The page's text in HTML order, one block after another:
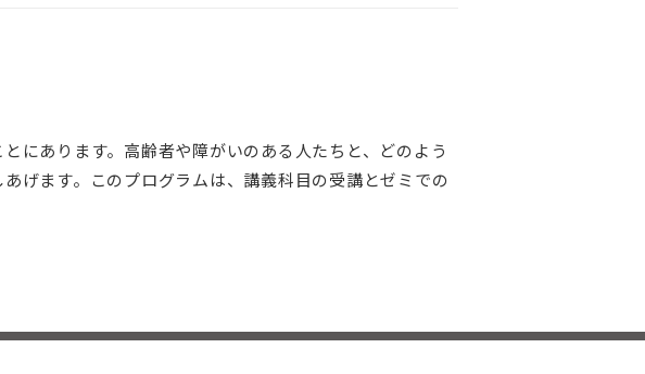
にあります。高齢者や障がいのある人たちと、どのよう
げます。このプログラムは、講義科目の受講とゼミでの